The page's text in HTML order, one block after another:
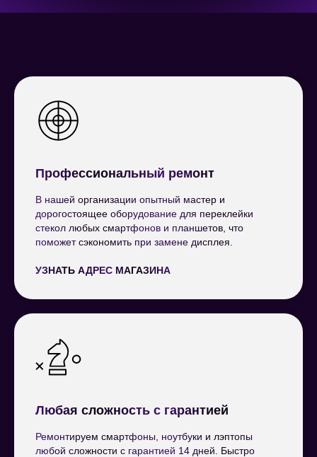
Профессиональный ремонт
В нашей организации опытный мастер и
дорогостоящее оборудование для переклейки
стекол любых смартфонов и планшетов, что
поможет сэкономить при замене дисплея.
УЗНАТЬ АДРЕС МАГАЗИНА
Любая сложность с гарантией
Ремонтируем смартфоны, ноутбуки и лэптопы
любой сложности с гарантией 14 дней. Быстро